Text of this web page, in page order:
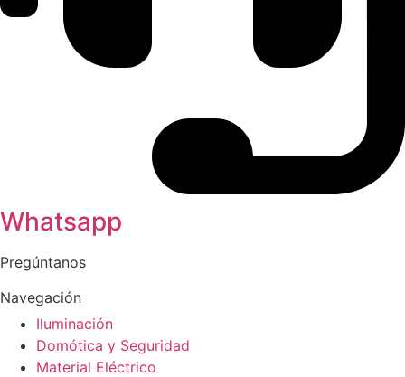
Whatsapp
Pregúntanos
Navegación
Iluminación
Domótica y Seguridad
Material Eléctrico